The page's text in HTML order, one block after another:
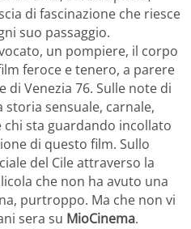
di fascinazione che riesce
suo passaggio.
un pompiere, il corpo
feroce e tenero, a parere
di Venezia 76. Sulle note di
storia sensuale, carnale,
sta guardando incollato
di questo film. Sullo
del Cile attraverso la
che non ha avuto una
purtroppo. Ma che non vi
sera su MioCinema.